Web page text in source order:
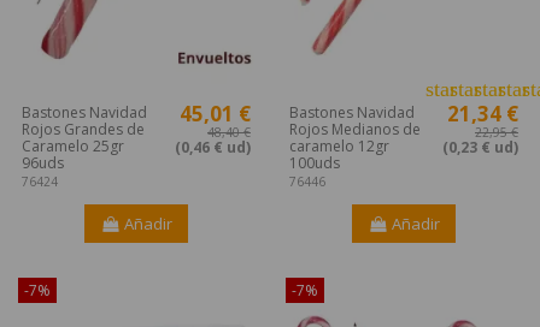
Bastones Navidad
Rojos Grandes de
Caramelo 25gr
96uds
76424
45,01 €
48,40 €
(0,46 € ud)
Añadir
Bastones Navidad
Rojos Medianos de
caramelo 12gr
100uds
76446
21,34 €
22,95 €
(0,23 € ud)
starstarstarstar
Añadir
-7% -7%